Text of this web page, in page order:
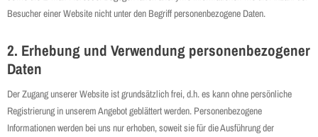
Besucher einer Website nicht unter den Begriff personenbezogene Daten.
2. Erhebung und Verwendung personenbezogener
Daten
Der Zugang unserer Website ist grundsätzlich frei, d.h. es kann ohne persönliche
Registrierung in unserem Angebot geblättert werden. Personenbezogene
Informationen werden bei uns nur erhoben, soweit sie für die Ausführung der